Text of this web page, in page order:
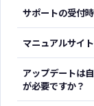
サポートの受付
マニュアルサイ
アップデートは
が必要ですか？